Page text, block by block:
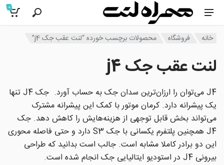
0
خانه فروشگاه محصولات برچسب خورده “لنت عقب جک j4”
لنت عقب جک j4
J4 می‌توان را ارزان‌ترین سدان جک به حساب آورد.
جک J4 تنها
یک پیشرانه دارد. کرمان موتور با کمک این پیشرانه مشترک
می‌تواند بخش قابل توجهی از هزینه‌هایش را کاهش دهد. جک
J4 همچنین پلتفرم یکسانی با جک S3 دارد و حتی فاصله محوری
این دو برادر کاملا مشابه است. جالب است بدانید که طراحی
بیرونی J4 در استودیو ایتالیایی جک انجام شده است.